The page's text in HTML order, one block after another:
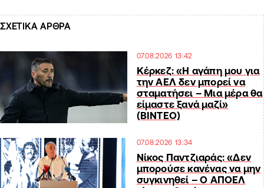
ΣΧΕΤΙΚΑ ΑΡΘΡΑ
07.08.2026 13:42
Κέρκεζ: «Η αγάπη μου για
την ΑΕΛ δεν μπορεί να
σταματήσει – Μια μέρα θα
είμαστε ξανά μαζί»
(ΒΙΝΤΕΟ)
07.08.2026 13:34
Νίκος Παντζιαράς: «Δεν
μπορούσε κανένας να μην
συγκινηθεί – Ο ΑΠΟΕΛ